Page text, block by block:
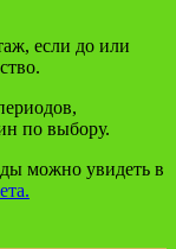
если до или
по выбору.
можно увидеть в